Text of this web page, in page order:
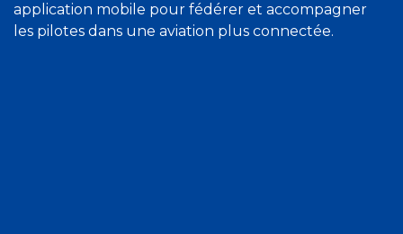
application mobile pour fédérer et accompagner
les pilotes dans une aviation plus connectée.